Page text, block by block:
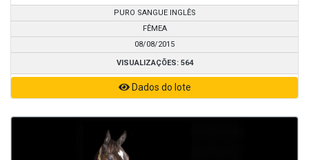
PURO SANGUE INGLÊS
FÊMEA
08/08/2015
VISUALIZAÇÕES: 564
Dados do lote